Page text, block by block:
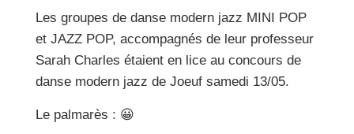
Les groupes de danse modern jazz MINI POP
et JAZZ POP, accompagnés de leur professeur
Sarah Charles étaient en lice au concours de
danse modern jazz de Joeuf samedi 13/05.
Le palmarès : 😀